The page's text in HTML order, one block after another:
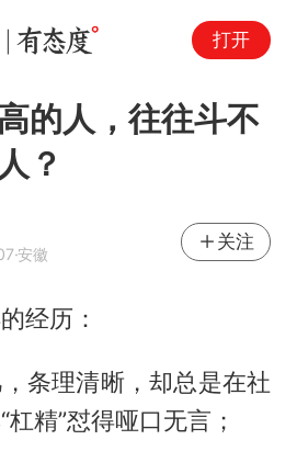
打开
的人，往往斗不
？
·安徽
关注
经历：
条理清晰，却总是在社
精”怼得哑口无言；